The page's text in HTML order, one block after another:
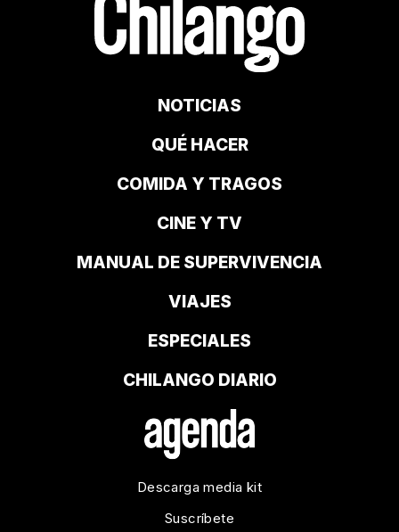
NOTICIAS
QUÉ HACER
COMIDA Y TRAGOS
CINE Y TV
MANUAL DE SUPERVIVENCIA
VIAJES
ESPECIALES
CHILANGO DIARIO
Descarga media kit
Suscríbete